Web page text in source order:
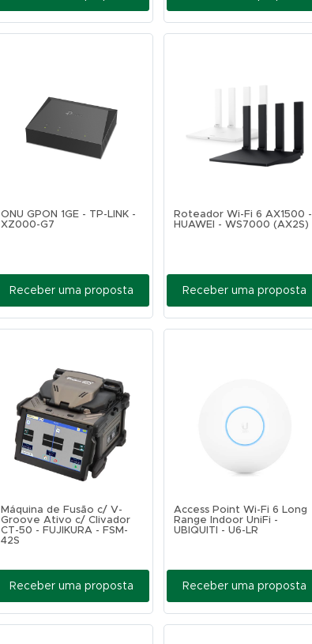
ONU GPON 1GE - TP-LINK -
XZ000-G7
Receber uma proposta
Roteador Wi-Fi 6 AX1500 -
HUAWEI - WS7000 (AX2S)
Receber uma proposta
Máquina de Fusão c/ V-
Groove Ativo c/ Clivador
CT-50 - FUJIKURA - FSM-
42S
Receber uma proposta
Access Point Wi-Fi 6 Long
Range Indoor UniFi -
UBIQUITI - U6-LR
Receber uma proposta